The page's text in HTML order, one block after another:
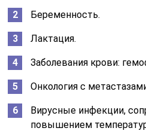
Беременность.
Лактация.
Заболевания крови:
Онкология с
Вирусные инфекции,
повышением